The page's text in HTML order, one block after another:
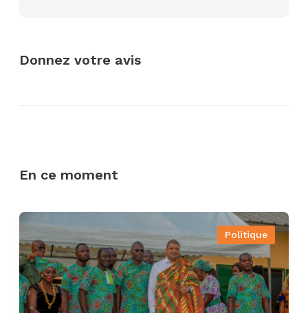
Donnez votre avis
En ce moment
Politique